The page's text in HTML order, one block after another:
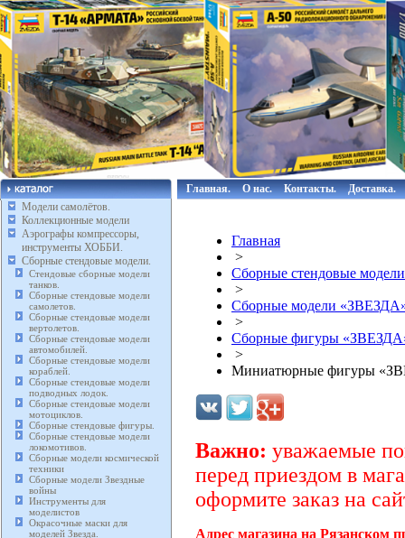
Модели самолётов.
Коллекционные модели
Аэрографы компрессоры,
инструменты ХОББИ.
Сборные стендовые модели.
Стендовые сборные модели
танков.
Сборные стендовые модели
самолетов.
Сборные стендовые модели
вертолетов.
Сборные стендовые модели
автомобилей.
Сборные стендовые модели
кораблей.
Сборные стендовые модели
подводных лодок.
Сборные стендовые модели
мотоциклов.
Сборные стендовые фигуры.
Сборные стендовые модели
локомотивов.
Сборные модели космической
техники
Сборные модели Звездные
войны
Инструменты для
моделистов
Окрасочные маски для
моделей Звезда.
Главная. О нас. Контакты. Доставка.
Главная
>
Сборные стендовые
>
Сборные модели
>
Сборные фигуры
>
Миниатюрные фигуры
Важно: уважаемые
перед приездом в
оформите заказ на
Адрес магазина на Рязанском